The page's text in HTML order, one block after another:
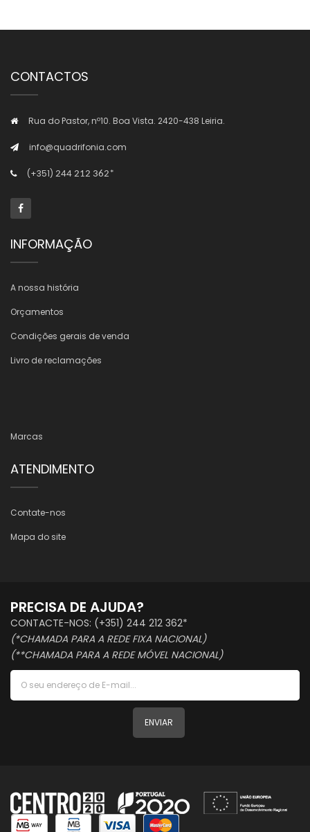
CONTACTOS
Rua do Pastor, nº10. Boa Vista. 2420-438 Leiria.
info@quadrifonia.com
(+351) 244 212 362*
INFORMAÇÃO
A nossa história
Orçamentos
Condições gerais de venda
Livro de reclamações
Marcas
ATENDIMENTO
Contate-nos
Mapa do site
PRECISA DE AJUDA?
CONTACTE-NOS: (+351) 244 212 362*
(*CHAMADA PARA A REDE FIXA NACIONAL)
(**CHAMADA PARA A REDE MÓVEL NACIONAL)
ENVIAR